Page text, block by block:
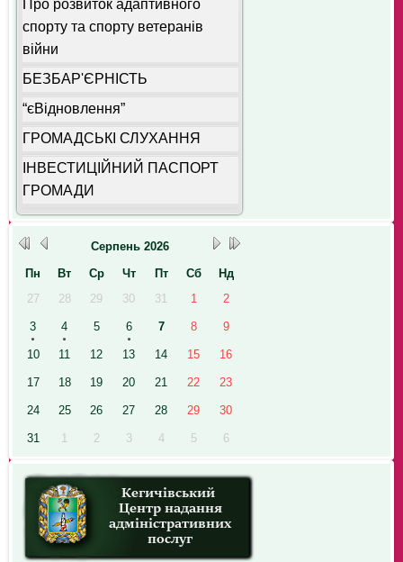
Про розвиток адаптивного
спорту та спорту ветеранів
війни
БЕЗБАР'ЄРНІСТЬ
“єВідновлення”
ГРОМАДСЬКІ СЛУХАННЯ
ІНВЕСТИЦІЙНИЙ ПАСПОРТ
ГРОМАДИ
Серпень 2026
Пн
Вт Ср Чт Пт Сб
Нд
27
28 29 30 31 1 2
3 4 5 6 7 8 9
10 11 12 13 14 15 16
17 18 19 20 21 22 23
24 25 26 27 28 29 30
31 1 2 3 4 5 6